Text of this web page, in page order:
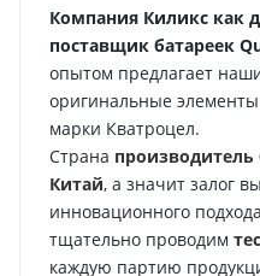
Компания Киликс как
поставщик батареек
опытом предлагает
оригинальные
марки Кватроцел.
Страна производитель
Китай, а значит залог
инновационного
тщательно проводим
каждую партию